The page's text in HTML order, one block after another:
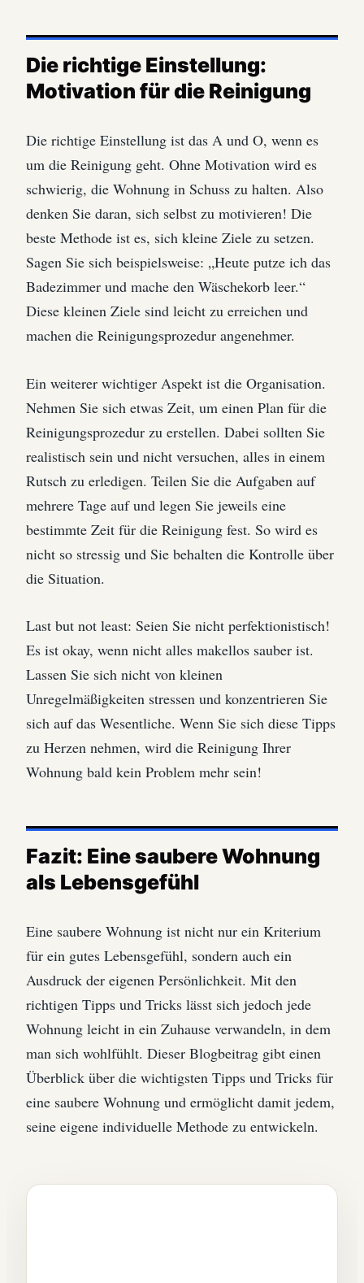
Die richtige Einstellung:
Motivation für die Reinigung
Die richtige Einstellung ist das A und O, wenn es
um die Reinigung geht. Ohne Motivation wird es
schwierig, die Wohnung in Schuss zu halten. Also
denken Sie daran, sich selbst zu motivieren! Die
beste Methode ist es, sich kleine Ziele zu setzen.
Sagen Sie sich beispielsweise: „Heute putze ich das
Badezimmer und mache den Wäschekorb leer.“
Diese kleinen Ziele sind leicht zu erreichen und
machen die Reinigungsprozedur angenehmer.
Ein weiterer wichtiger Aspekt ist die Organisation.
Nehmen Sie sich etwas Zeit, um einen Plan für die
Reinigungsprozedur zu erstellen. Dabei sollten Sie
realistisch sein und nicht versuchen, alles in einem
Rutsch zu erledigen. Teilen Sie die Aufgaben auf
mehrere Tage auf und legen Sie jeweils eine
bestimmte Zeit für die Reinigung fest. So wird es
nicht so stressig und Sie behalten die Kontrolle über
die Situation.
Last but not least: Seien Sie nicht perfektionistisch!
Es ist okay, wenn nicht alles makellos sauber ist.
Lassen Sie sich nicht von kleinen
Unregelmäßigkeiten stressen und konzentrieren Sie
sich auf das Wesentliche. Wenn Sie sich diese Tipps
zu Herzen nehmen, wird die Reinigung Ihrer
Wohnung bald kein Problem mehr sein!
Fazit: Eine saubere Wohnung
als Lebensgefühl
Eine saubere Wohnung ist nicht nur ein Kriterium
für ein gutes Lebensgefühl, sondern auch ein
Ausdruck der eigenen Persönlichkeit. Mit den
richtigen Tipps und Tricks lässt sich jedoch jede
Wohnung leicht in ein Zuhause verwandeln, in dem
man sich wohlfühlt. Dieser Blogbeitrag gibt einen
Überblick über die wichtigsten Tipps und Tricks für
eine saubere Wohnung und ermöglicht damit jedem,
seine eigene individuelle Methode zu entwickeln.